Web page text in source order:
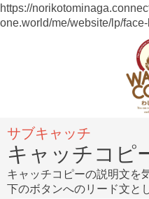
https://
one.world/me/website/lp/
サブキャッチ
キャッチコピ
キャッチコピーの説明文を
下のボタンへのリード文と